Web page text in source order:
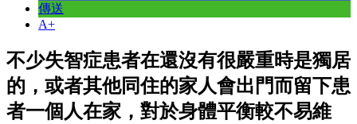
傳送
A+
不少失智症患者在還沒有很嚴重時是獨居
的，或者其他同住的家人會出門而留下患
者一個人在家，對於身體平衡較不易維